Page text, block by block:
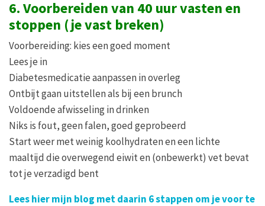
6. Voorbereiden van 40 uur vasten en
stoppen (je vast breken)
Voorbereiding: kies een goed moment
Lees je in
Diabetesmedicatie aanpassen in overleg
Ontbijt gaan uitstellen als bij een brunch
Voldoende afwisseling in drinken
Niks is fout, geen falen, goed geprobeerd
Start weer met weinig koolhydraten en een lichte
maaltijd die overwegend eiwit en (onbewerkt) vet bevat
tot je verzadigd bent
Lees hier mijn blog met daarin 6 stappen om je voor te